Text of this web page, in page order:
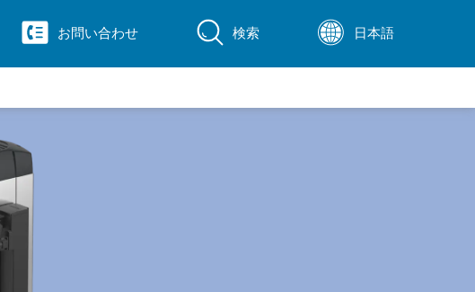
お問い合わせ 検索 日本語